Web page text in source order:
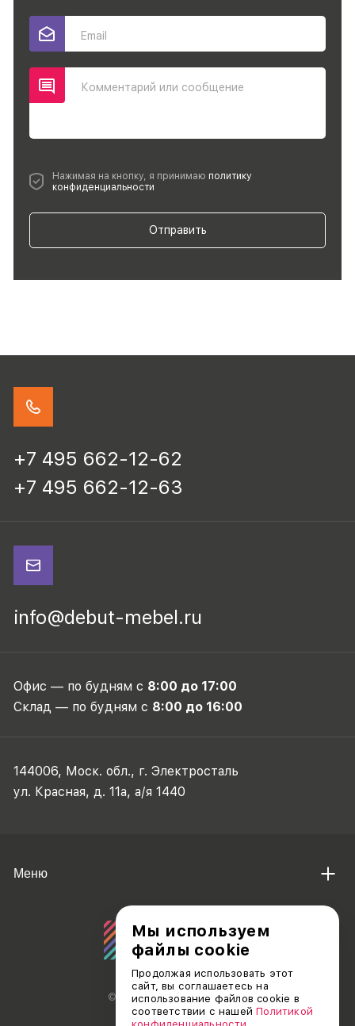
Email
Комментарий или сообщение
Нажимая на кнопку, я принимаю политику
конфиденциальности
Отправить
+7 495 662-12-62
+7 495 662-12-63
info@debut-mebel.ru
Офис — по будням с 8:00 до 17:00
Склад — по будням с 8:00 до 16:00
144006, Моск. обл., г. Электросталь
ул. Красная, д. 11а, а/я 1440
© АО «ДЕБЮТ», 2011 — 2026
Меню
Мы используем
файлы cookie
Продолжая использовать этот
сайт, вы соглашаетесь на
использование файлов cookie в
соответствии с нашейПолитикой